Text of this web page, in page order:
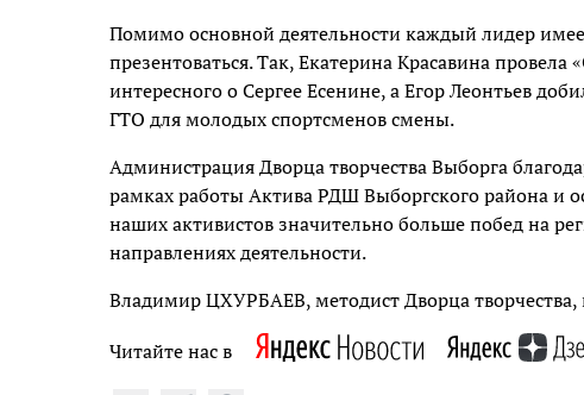
Помимо основной деятельности каждый лидер
презентоваться. Так, Екатерина Красавина
интересного о Сергее Есенине, а Егор Леонтьев
ГТО для молодых спортсменов смены.
Администрация Дворца творчества Выборга
рамках работы Актива РДШ Выборгского района и
наших активистов значительно больше побед на
направлениях деятельности.
Владимир ЦХУРБАЕВ, методист Дворца творчества,
Читайте нас в